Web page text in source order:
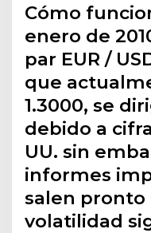
Cómo
enero de
par EUR /
que
1.3000, se
debido a
UU. sin
informes
salen pronto
volatilidad